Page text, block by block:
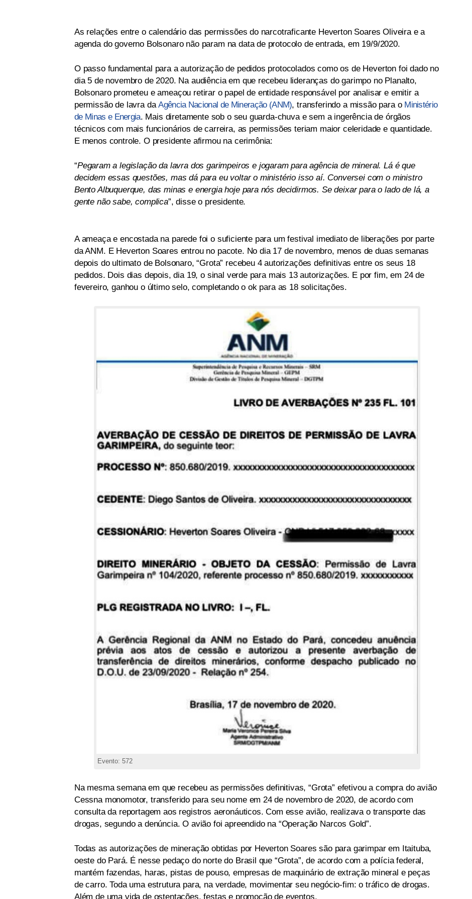
As relações entre o calendário das permissões do narcotraficante Heverton Soares Oliveira e a
agenda do governo Bolsonaro não param na data de protocolo de entrada, em 19/9/2020.
O passo fundamental para a autorização de pedidos protocolados como os de Heverton foi dado no
dia 5 de novembro de 2020. Na audiência em que recebeu lideranças do garimpo no Planalto,
Bolsonaro prometeu e ameaçou retirar o papel de entidade responsável por analisar e emitir a
permissão de lavra daAgência Nacional de Mineração (ANM), transferindo a missão para o Ministério
de Minas e Energia. Mais diretamente sob o seu guarda-chuva e sem a ingerência de órgãos
técnicos com mais funcionários de carreira, as permissões teriam maior celeridade e quantidade.
E menos controle. O presidente afirmou na cerimônia:
“Pegaram a legislação da lavra dos garimpeiros e jogaram para agência de mineral. Lá é que
decidem essas questões, mas dá para eu voltar o ministério isso aí. Conversei com o ministro
Bento Albuquerque, das minas e energia hoje para nós decidirmos. Se deixar para o lado de lá, a
gente não sabe, complica”, disse o presidente.
A ameaça e encostada na parede foi o suficiente para um festival imediato de liberações por parte
da ANM. E Heverton Soares entrou no pacote. No dia 17 de novembro, menos de duas semanas
depois do ultimato de Bolsonaro, “Grota” recebeu 4 autorizações definitivas entre os seus 18
pedidos. Dois dias depois, dia 19, o sinal verde para mais 13 autorizações. E por fim, em 24 de
fevereiro, ganhou o último selo, completando o ok para as 18 solicitações.
Evento: 572
Na mesma semana em que recebeu as permissões definitivas, “Grota” efetivou a compra do avião
Cessna monomotor, transferido para seu nome em 24 de novembro de 2020, de acordo com
consulta da reportagem aos registros aeronáuticos. Com esse avião, realizava o transporte das
drogas, segundo a denúncia. O avião foi apreendido na “Operação Narcos Gold”.
Todas as autorizações de mineração obtidas por Heverton Soares são para garimpar em Itaituba,
oeste do Pará. É nesse pedaço do norte do Brasil que “Grota”, de acordo com a polícia federal,
mantém fazendas, haras, pistas de pouso, empresas de maquinário de extração mineral e peças
de carro. Toda uma estrutura para, na verdade, movimentar seu negócio-fim: o tráfico de drogas.
Além de uma vida de ostentações, festas e promoção de eventos.